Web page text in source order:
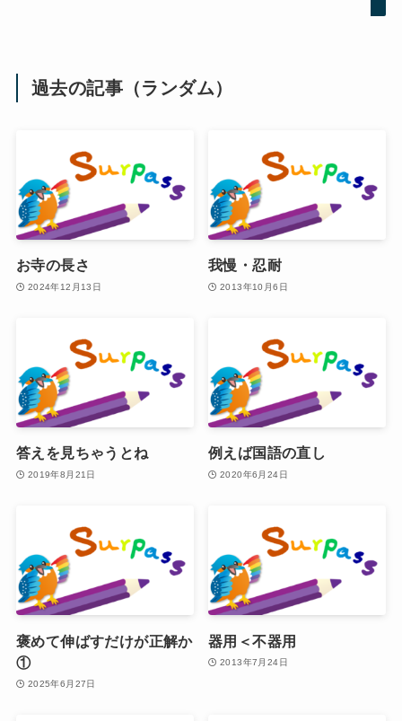
過去の記事（ランダム）
お寺の長さ
2024年12月13日
我慢・忍耐
2013年10月6日
答えを見ちゃうとね
2019年8月21日
例えば国語の直し
2020年6月24日
褒めて伸ばすだけが正解か
①
2025年6月27日
器用＜不器用
2013年7月24日